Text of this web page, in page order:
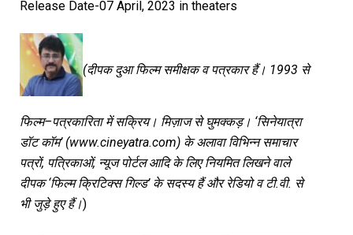
Release Date-07 April, 2023 in theaters
(दीपक दुआ फिल्म समीक्षक व पत्रकार हैं। 1993 से
फिल्म–पत्रकारिता में सक्रिय। मिज़ाज से घुमक्कड़। ‘सिनेयात्रा
डॉट कॉम’ (www.cineyatra.com) के अलावा विभिन्न समाचार
पत्रों, पत्रिकाओं, न्यूज पोर्टल आदि के लिए नियमित लिखने वाले
दीपक‘फिल्म क्रिटिक्स गिल्ड’ के सदस्य हैं और रेडियो व टी.वी. से
भी जुड़े हुए हैं।)